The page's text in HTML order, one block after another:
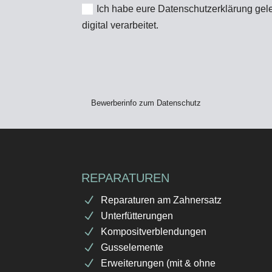
Ich habe eure Datenschutz­erklärung
digital verarbeitet.
Bewerberinfo zum Datenschutz
REPARATUREN
Reparaturen am Zahnersatz
Unterfütterungen
Kompositverblendungen
Gusselemente
Erweiterungen (mit & ohne